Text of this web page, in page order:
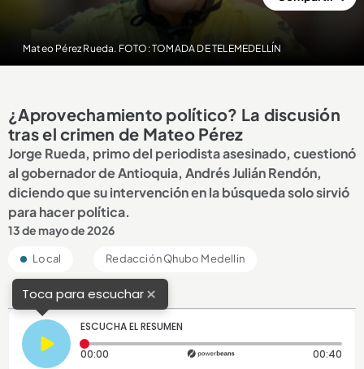
Mateo Pérez Rueda. FOTO: TOMADA DE TELEMEDELLÍN
¿Aprovechamiento político? La discusión
tras el crimen de Mateo Pérez
Jorge Rueda, primo del periodista asesinado, cuestionó
al gobernador de Antioquia, Andrés Julián Rendón,
diciendo que su intervención en la búsqueda solo sirvió
para hacer política.
13 de mayo de 2026
Local Redacción Qhubo Medellin
Toca para escuchar×
ESCUCHA EL RESUMEN
00:00 Tiempo transcurrido: 0 segundos 00:40